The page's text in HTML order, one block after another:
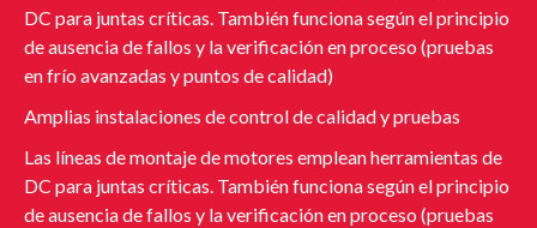
DC para juntas críticas. También funciona según el principio
de ausencia de fallos y la verificación en proceso (pruebas
en frío avanzadas y puntos de calidad)
Amplias instalaciones de control de calidad y pruebas
Las líneas de montaje de motores emplean herramientas de
DC para juntas críticas. También funciona según el principio
de ausencia de fallos y la verificación en proceso (pruebas